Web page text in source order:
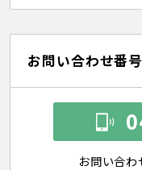
お問い合わせ番
お問い合